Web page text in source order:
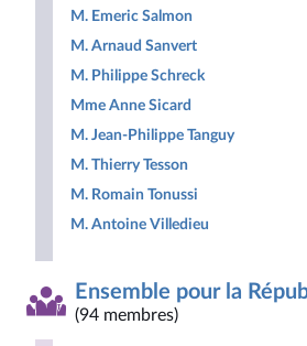
M. Emeric Salmon
M. Arnaud Sanvert
M. Philippe Schreck
Mme Anne Sicard
M. Jean-Philippe Tanguy
M. Thierry Tesson
M. Romain Tonussi
M. Antoine Villedieu
Ensemble pour la
(94 membres)